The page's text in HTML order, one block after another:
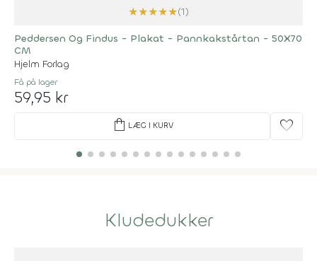
★★★★★(1)
Peddersen Og Findus - Plakat - Pannkakstårtan - 50X70
CM
Hjelm Forlag
Få på lager
59,95 kr
shopping_bag LÆG I KURV favorite
Kludedukker